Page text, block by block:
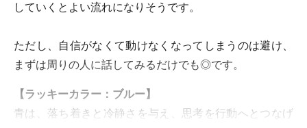
していくとよい流れになりそうです。
ただし、自信がなくて動けなくなってしまうのは避け、
まずは周りの人に話してみるだけでも◎です。
【ラッキーカラー：ブルー】
青は、落ち着きと冷静さを与え、思考を行動へとつなげ